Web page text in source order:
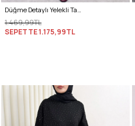
Düğme Detaylı Yelekli Takım 0049 - GRİ
1.469,99TL
SEPETTE1.175,99TL